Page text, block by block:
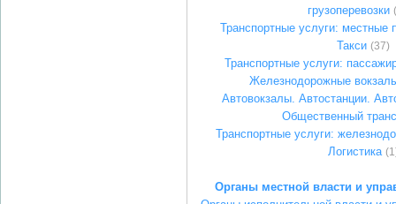
грузоперевозки
Транспортные услуги: местные
Такси (37)
Транспортные услуги:
Железнодорожные
Автовокзалы. Автостанции.
Общественный
Транспортные услуги:
Логистика
Органы местной власти и